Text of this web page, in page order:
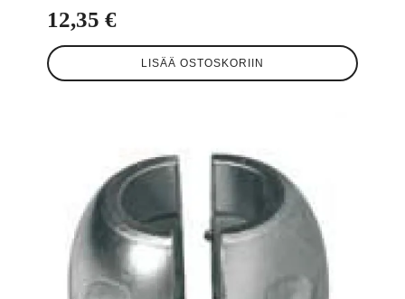
12,35 €
LISÄÄ OSTOSKORIIN